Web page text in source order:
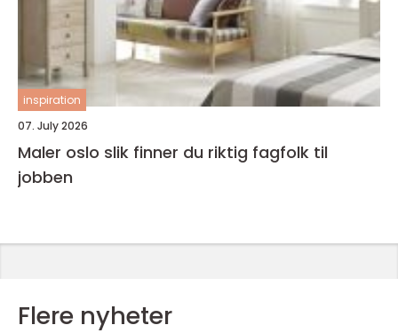
inspiration
07. July 2026
Maler oslo slik finner du riktig fagfolk til
jobben
Flere nyheter